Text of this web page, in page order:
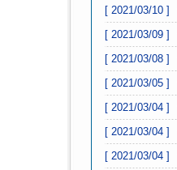
[ 2021/03/10 ]
[ 2021/03/09 ]
[ 2021/03/08 ]
[ 2021/03/05 ]
[ 2021/03/04 ]
[ 2021/03/04 ]
[ 2021/03/04 ]